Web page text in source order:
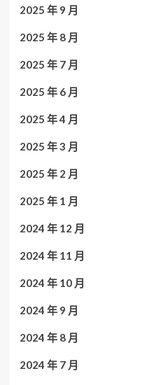
2025 年 9 月
2025 年 8 月
2025 年 7 月
2025 年 6 月
2025 年 4 月
2025 年 3 月
2025 年 2 月
2025 年 1 月
2024 年 12 月
2024 年 11 月
2024 年 10 月
2024 年 9 月
2024 年 8 月
2024 年 7 月